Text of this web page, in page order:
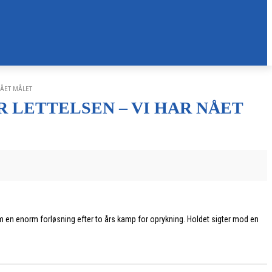
MÅLET
LETTELSEN – VI HAR NÅET
en enorm forløsning efter to års kamp for oprykning. Holdet sigter mod en